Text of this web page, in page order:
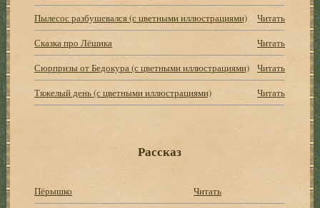
Пылесос разбушевался (с цветными иллюстрациями)
Читать
Сказка про Лёшика
Читать
Сюрпризы от Бедокура (с цветными иллюстрациями)
Читать
Тяжелый день (с цветными иллюстрациями)
Читать
Рассказ
Пёрышко
Читать